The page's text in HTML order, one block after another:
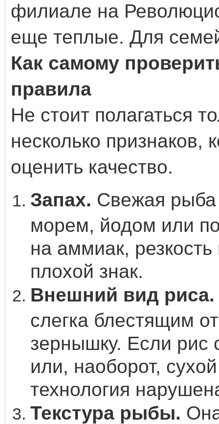
филиале на
еще теплые. Для
Как самому
правила
Не стоит полагаться
несколько признаков,
оценить качество.
Запах. Свежая рыба
морем, йодом или
на аммиак,
плохой знак.
Внешний вид риса.
слегка блестящим
зернышку. Если рис
или, наоборот,
технология
Текстура рыбы.